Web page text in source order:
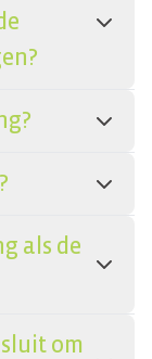
als de
om